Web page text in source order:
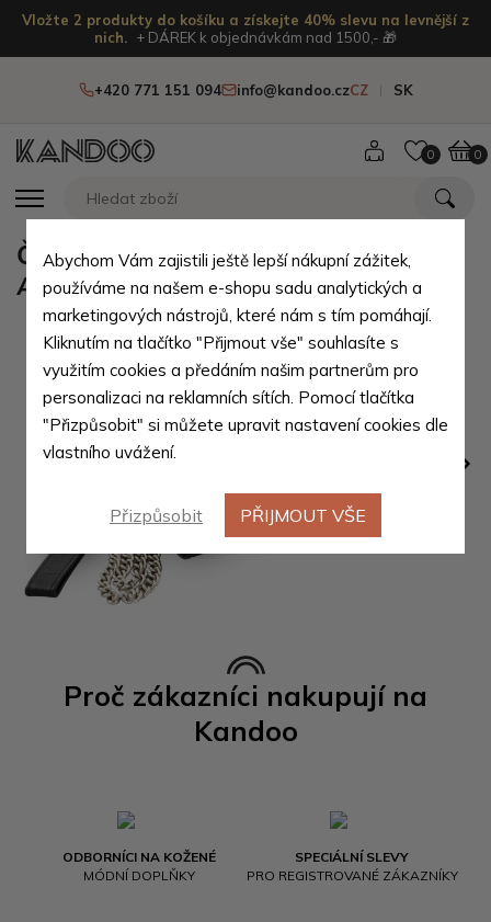
Vložte 2 produkty do košíku a získejte 40% slevu na levnější z
nich.
+ DÁREK k objednávkám nad 1500,- 🎁
+420 771 151 094 info@kandoo.czCZ SK
0 0
Proč zákazníci nakupují na
Kandoo
ODBORNÍCI NA KOŽENÉ
MÓDNÍ DOPLŇKY
SPECIÁLNÍ SLEVY
PRO REGISTROVANÉ ZÁKAZNÍKY
Černá kožená číšnická peněženka
Adeline
Abychom Vám zajistili ještě lepší nákupní zážitek,
používáme na našem e-shopu sadu analytických a
marketingových nástrojů, které nám s tím pomáhají.
Kliknutím na tlačítko "Přijmout vše" souhlasíte s
využitím cookies a předáním našim partnerům pro
personalizaci na reklamních sítích. Pomocí tlačítka
"Přizpůsobit" si můžete upravit nastavení cookies dle
vlastního uvážení.
Přizpůsobit PŘIJMOUT VŠE